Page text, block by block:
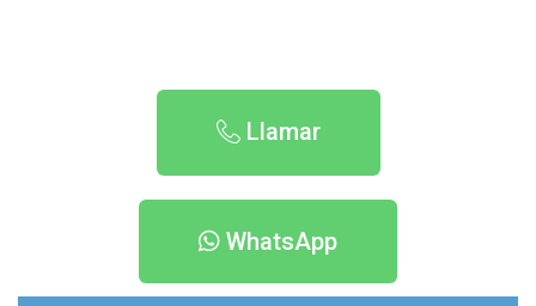
Llamar
WhatsApp